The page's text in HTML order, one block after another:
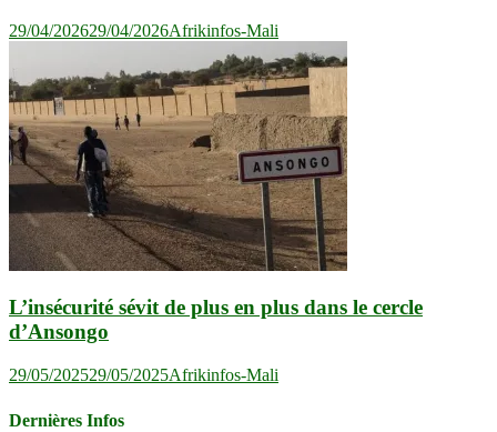
29/04/202629/04/2026Afrikinfos-Mali
L’insécurité sévit de plus en plus dans le cercle
d’Ansongo
29/05/202529/05/2025Afrikinfos-Mali
Dernières Infos